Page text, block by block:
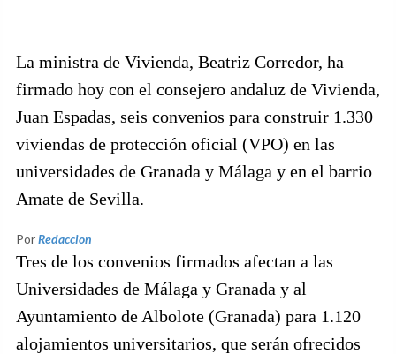
La ministra de Vivienda, Beatriz Corredor, ha
firmado hoy con el consejero andaluz de Vivienda,
Juan Espadas, seis convenios para construir 1.330
viviendas de protección oficial (VPO) en las
universidades de Granada y Málaga y en el barrio
Amate de Sevilla.
PorRedaccion
Tres de los convenios firmados afectan a las
Universidades de Málaga y Granada y al
Ayuntamiento de Albolote (Granada) para 1.120
alojamientos universitarios, que serán ofrecidos